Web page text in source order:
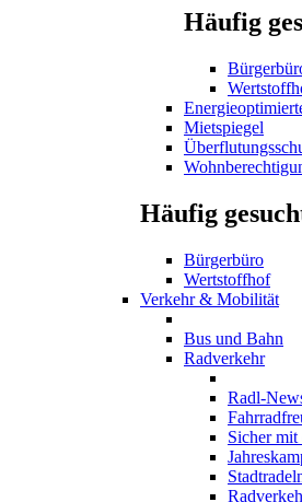
Häufig
Mietspiegel
Häufig
Bürgerbüro
Wertstoffhof
Verkehr & Mobilität
Bus und Bahn
Radverkehr
Radl-
Sicher mit